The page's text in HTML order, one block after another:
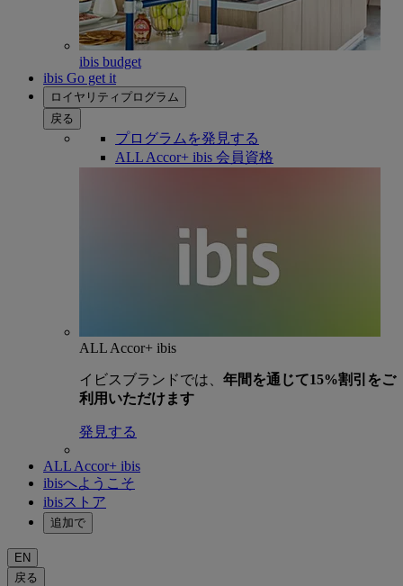
ibis budget
ibis Go get it
ロイヤリティプログラム
戻る
プログラムを発見する
ALL Accor+ ibis 会員資格
ALL Accor+ ibis
イビスブランドでは、 年間を通じて15%割引をご
利用いただけます
発見する
ALL Accor+ ibis
ibisへようこそ
ibisストア
追加で
EN
戻る